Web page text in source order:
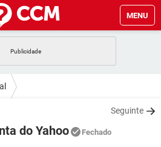
MENU
GMAIL
WHATSAPP
Seguinte
do Yahoo Fechado